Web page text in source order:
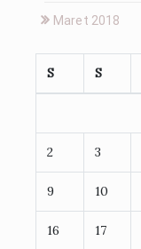
Maret 2018
S S
2 3
9 10
16 17